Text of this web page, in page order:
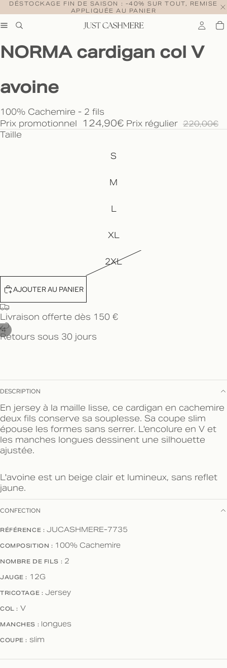
DÉSTOCKAGE FIN DE SAISON : -40% SUR TOUT, REMISE
APPLIQUÉE AU PANIER
4
NORMA cardigan col V
avoine
100% Cachemire - 2 fils
Prix promotionnel
124,90€ Prix régulier 220,00€
Taille
S
M
L
XL
2XL
AJOUTER AU PANIER
Livraison offerte dès 150 €
Retours sous 30 jours
DESCRIPTION
En jersey à la maille lisse, ce cardigan en cachemire
deux fils conserve sa souplesse. Sa coupe slim
épouse les formes sans serrer. L'encolure en V et
les manches longues dessinent une silhouette
ajustée.
L'avoine est un beige clair et lumineux, sans reflet
jaune.
CONFECTION
RÉFÉRENCE : JUCASHMERE-7735
COMPOSITION : 100% Cachemire
NOMBRE DE FILS : 2
JAUGE : 12G
TRICOTAGE : Jersey
COL : V
MANCHES : longues
COUPE : slim